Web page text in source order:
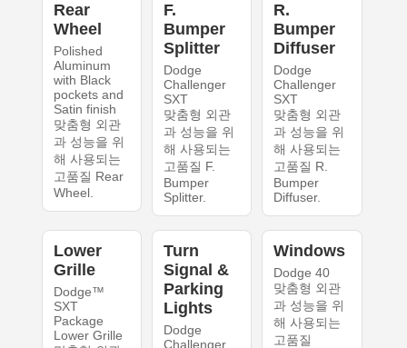
Rear
Wheel
Polished
Aluminum
with Black
pockets and
Satin finish
맞춤형 외관
과 성능을 위
해 사용되는
고품질 Rear
Wheel.
F.
Bumper
Splitter
Dodge
Challenger
SXT
맞춤형 외관
과 성능을 위
해 사용되는
고품질 F.
Bumper
Splitter.
R.
Bumper
Diffuser
Dodge
Challenger
SXT
맞춤형 외관
과 성능을 위
해 사용되는
고품질 R.
Bumper
Diffuser.
Lower
Grille
Dodge™
SXT
Package
Lower Grille
Turn
Signal &
Parking
Lights
Dodge
Challenger
Windows
Dodge 40
맞춤형 외관
과 성능을 위
해 사용되는
고품질